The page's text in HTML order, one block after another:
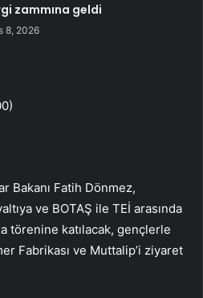
zammına geldi
8, 2026
Bakanı Fatih Dönmez,
ve BOTAŞ ile TEİ arasında
törenine katılacak, gençlerle
Fabrikası ve Muttalip’i ziyaret